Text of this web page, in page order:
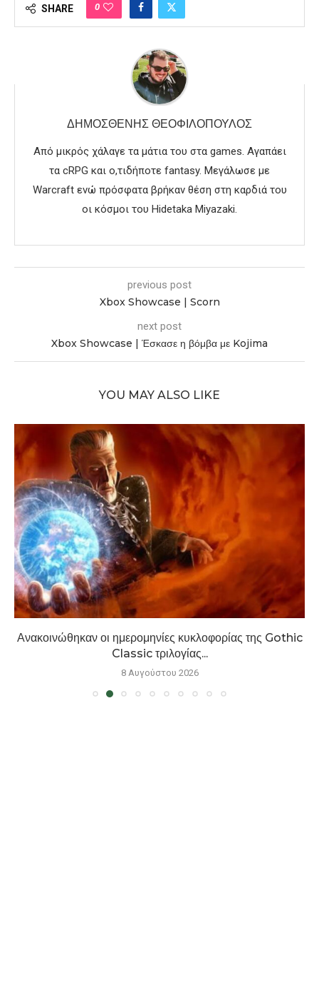
SHARE 0
ΔΗΜΟΣΘΈΝΗΣ ΘΕΟΦΙΛΌΠΟΥΛΟΣ
Από μικρός χάλαγε τα μάτια του στα games. Αγαπάει
τα cRPG και ο,τιδήποτε fantasy. Μεγάλωσε με
Warcraft ενώ πρόσφατα βρήκαν θέση στη καρδιά του
οι κόσμοι του Hidetaka Miyazaki.
previous post
Xbox Showcase | Scorn
next post
Xbox Showcase | Έσκασε η βόμβα με Kojima
YOU MAY ALSO LIKE
Ανακοινώθηκαν οι ημερομηνίες κυκλοφορίας της Gothic
Classic τριλογίας...
8 Αυγούστου 2026